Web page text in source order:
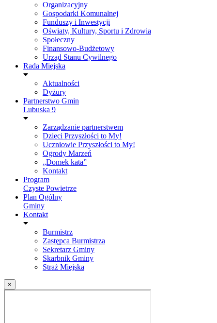
Organizacyjny
Gospodarki Komunalnej
Funduszy i Inwestycji
Oświaty, Kultury, Sportu i Zdrowia
Społeczny
Finansowo-Budżetowy
Urząd Stanu Cywilnego
Rada Miejska
Aktualności
Dyżury
Partnerstwo Gmin
Lubuska 9
Zarządzanie partnerstwem
Dzieci Przyszłości to My!
Uczniowie Przyszłości to My!
Ogrody Marzeń
„Domek kata”
Kontakt
Program
Czyste Powietrze
Plan Ogólny
Gminy
Kontakt
Burmistrz
Zastępca Burmistrza
Sekretarz Gminy
Skarbnik Gminy
Straż Miejska
×